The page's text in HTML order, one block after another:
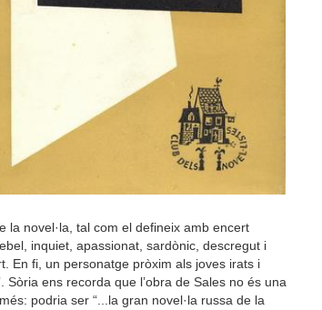
la novel·la, tal com el defineix amb encert
inquiet, apassionat, sardònic, descregut i
En fi, un personatge pròxim als joves irats i
ens recorda que l’obra de Sales no és una
podria ser “...la gran novel·la russa de la